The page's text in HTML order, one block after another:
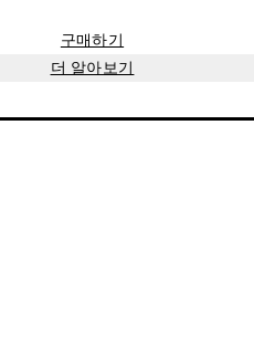
구매하기
더 알아보기